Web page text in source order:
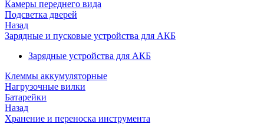
Камеры переднего вида
Подсветка дверей
Назад
Зарядные и пусковые устройства для АКБ
Зарядные устройства для АКБ
Клеммы аккумуляторные
Нагрузочные вилки
Батарейки
Назад
Хранение и переноска инструмента